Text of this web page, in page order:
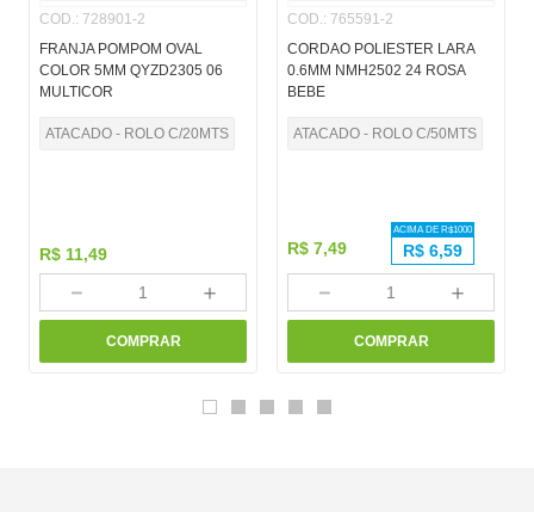
COD.: 728901-2
FRANJA POMPOM OVAL
COLOR 5MM QYZD2305 06
MULTICOR
ATACADO - ROLO C/20MTS
R$ 11,49
＋
－
COMPRAR
COD.: 765591-2
CORDAO POLIESTER LARA
0.6MM NMH2502 24 ROSA
BEBE
ATACADO - ROLO C/50MTS
R$ 7,49
ACIMA DE R$1000
R$ 6,59
＋
－
COMPRAR